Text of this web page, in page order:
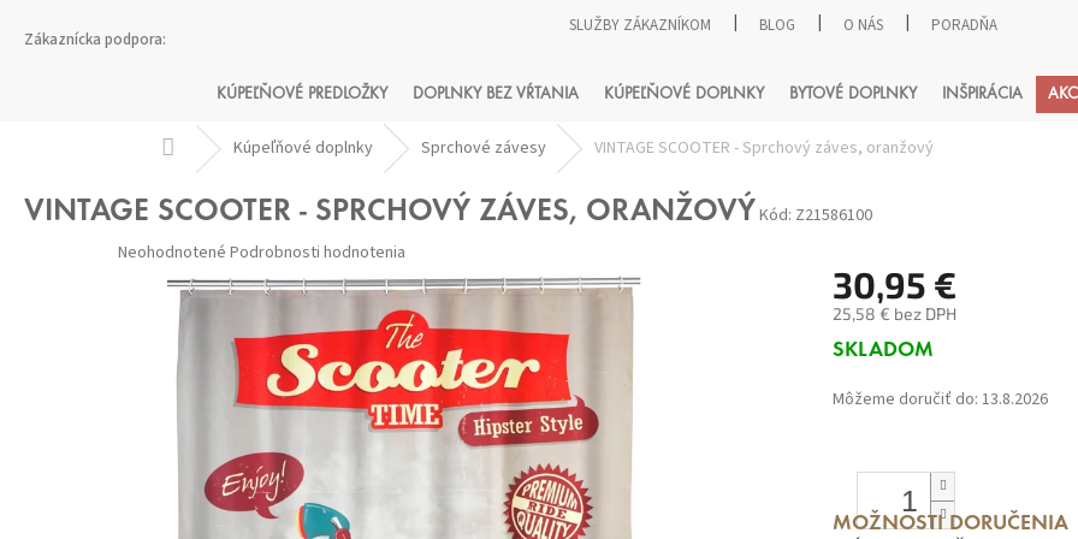
SLUŽBY ZÁKAZNÍKOM BLOG O NÁS PORADŇA
HĽADAŤ
KÚPEĽŇOVÉ PREDLOŽKY DOPLNKY BEZ VŔTANIA KÚPEĽŇOVÉ DOPLNKY BYTOVÉ DOPLNKY INŠPIRÁCIA
DomovKúpeľňové doplnky Sprchové závesy VINTAGE SCOOTER - Sprchový záves, oranžový
VINTAGE SCOOTER - SPRCHOVÝ ZÁVES, ORANŽOVÝ Kód: Z21586100
Priemerné
hodnotenie
produktu
hviezdičiek.
Neohodnotené Podrobnosti hodnotenia
30,95 €
25,58 € bez DPH
Jednotková
SKLADOM
Môžeme doručiť do: 13.8.2026
MOŽNOSTI DORUČENIA